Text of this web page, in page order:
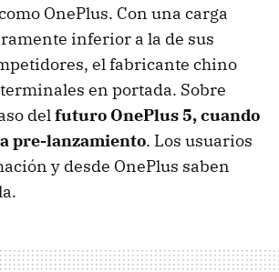
OnePlus. Con una carga
inferior a la de sus
el fabricante chino
en portada. Sobre
delfuturo OnePlus 5, cuando
pre-lanzamiento. Los usuarios
y desde OnePlus saben